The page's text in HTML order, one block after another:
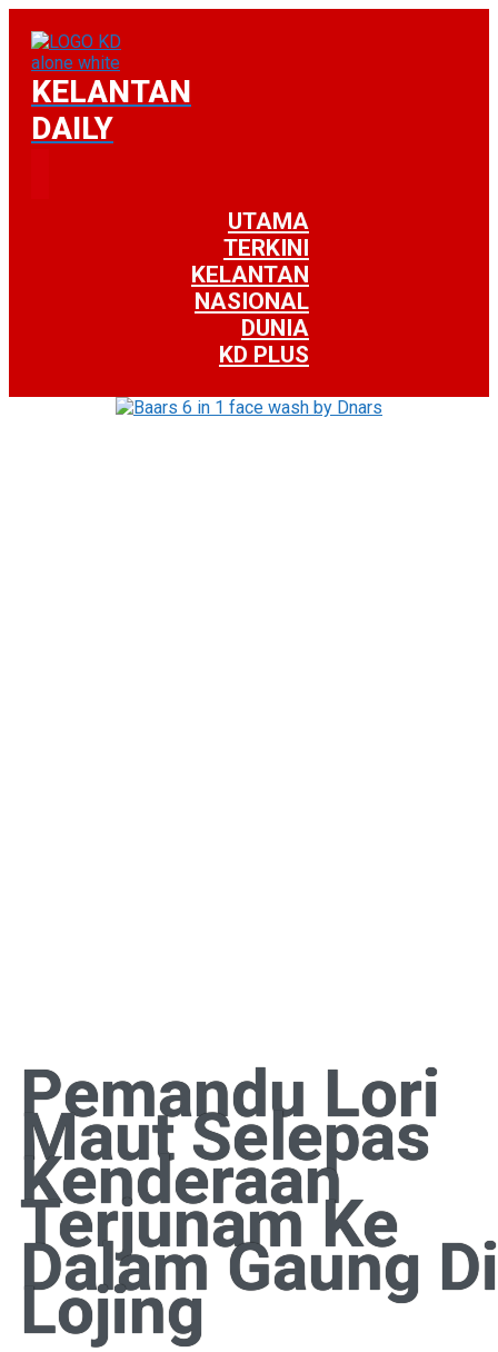
KELANTAN
DAILY
UTAMA
TERKINI
KELANTAN
NASIONAL
DUNIA
KD PLUS
Pemandu Lori
Maut Selepas
Kenderaan
Terjunam Ke
Dalam Gaung Di
Lojing